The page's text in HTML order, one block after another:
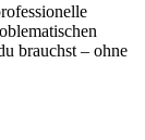
brauchst – ohne